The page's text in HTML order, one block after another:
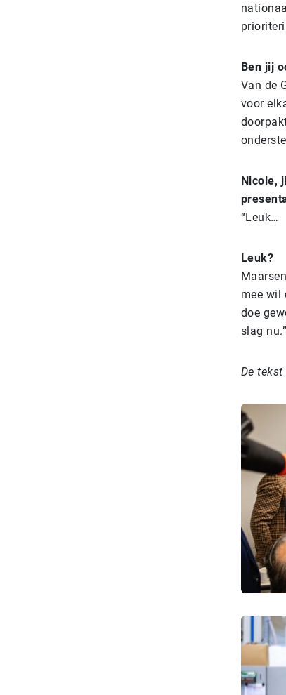
Ben jij
Van de
voor
Nicole,
“Leuk…
Leuk?
mee wil
doe
slag nu.”
De